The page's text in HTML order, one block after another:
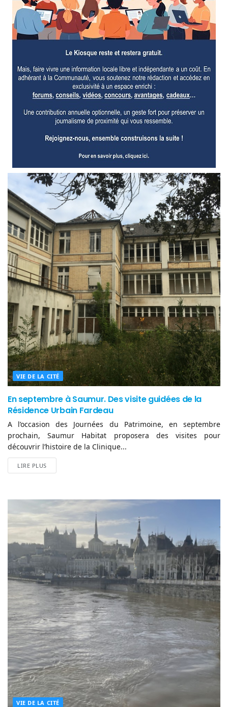
VIE DE LA CITÉ
En septembre à Saumur. Des visite guidées de la
Résidence Urbain Fardeau
A l’occasion des Journées du Patrimoine, en septembre
prochain, Saumur Habitat proposera des visites pour
découvrir l’histoire de la Clinique...
LIRE PLUS
VIE DE LA CITÉ